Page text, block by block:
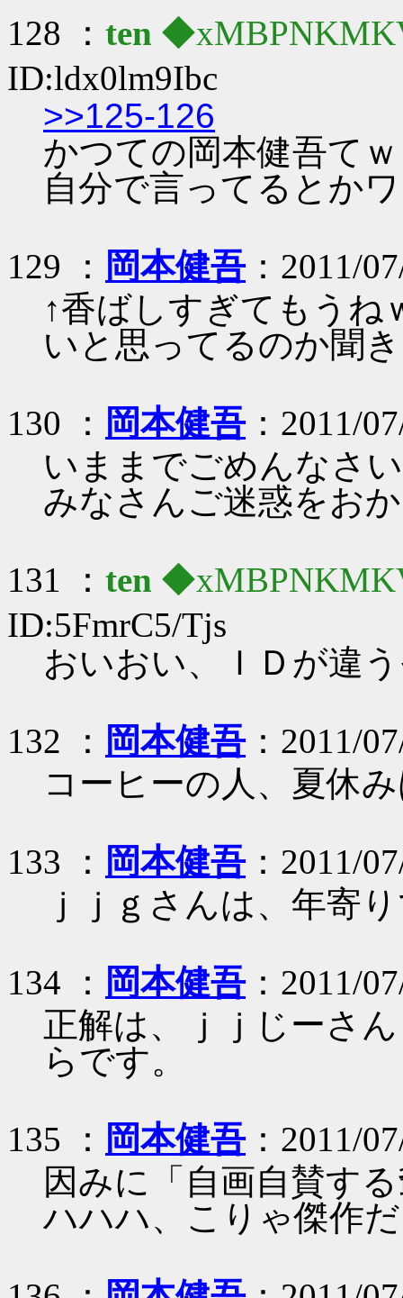
128 ： ten
ID:ldx0lm9Ibc
>>125-126
かつての岡本健吾て
自分で言ってるとか
129 ： 岡本健吾：2011/
↑香ばしすぎてもうね
いと思ってるのか聞
130 ： 岡本健吾：2011/
いままでごめんなさ
みなさんご迷惑をお
131 ： ten
ID:5FmrC5/Tjs
おいおい、ＩＤが違
132 ： 岡本健吾：2011/
コーヒーの人、夏休
133 ： 岡本健吾：2011/
ｊｊｇさんは、年寄
134 ： 岡本健吾：2011/
正解は、ｊｊじーさ
らです。
135 ： 岡本健吾：2011/
因みに「自画自賛す
ハハハ、こりゃ傑作